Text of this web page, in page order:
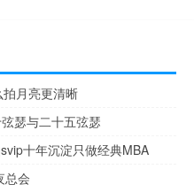
月亮更清晰
瑟与二十五弦瑟
十年沉淀只做经典MBA
总会